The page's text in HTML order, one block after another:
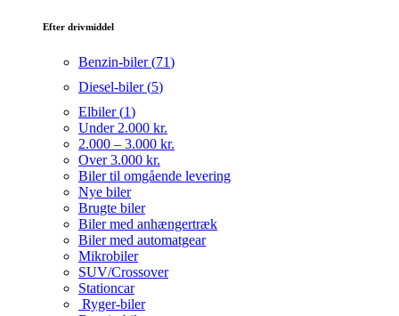
Efter drivmiddel
Benzin-biler (71)
Diesel-biler (5)
Elbiler (1)
Under 2.000 kr.
2.000 – 3.000 kr.
Over 3.000 kr.
Biler til omgående levering
Nye biler
Brugte biler
Biler med anhængertræk
Biler med automatgear
Mikrobiler
SUV/Crossover
Stationcar
Ryger-biler